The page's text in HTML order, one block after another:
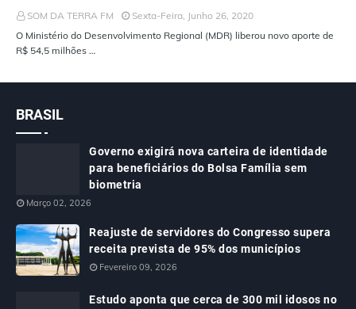
SOM DA TERRA FM
Sexta-Feira, Junho 26, 2020
O Ministério do Desenvolvimento Regional (MDR) liberou novo aporte de
R$ 54,5 milhões …
BRASIL
Governo exigirá nova carteira de identidade
para beneficiários do Bolsa Família sem
biometria
Março 02, 2026
Reajuste de servidores do Congresso supera
receita prevista de 95% dos municípios
Fevereiro 09, 2026
Estudo aponta que cerca de 300 mil idosos no